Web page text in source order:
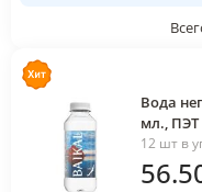
Вода
мл., ПЭТ
12 шт в
56